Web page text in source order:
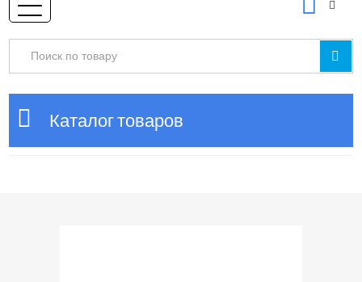
Каталог товаров